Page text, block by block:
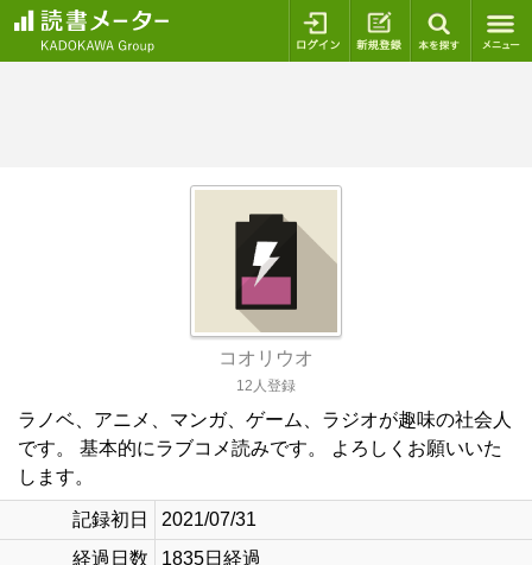
ログイン 新規登録
コオリウオ
12人登録
ラノベ、アニメ、マンガ、ゲーム、ラジオが趣味の社会人
です。 基本的にラブコメ読みです。 よろしくお願いいた
します。
記録初日
2021/07/31
経過日数
1835日経過